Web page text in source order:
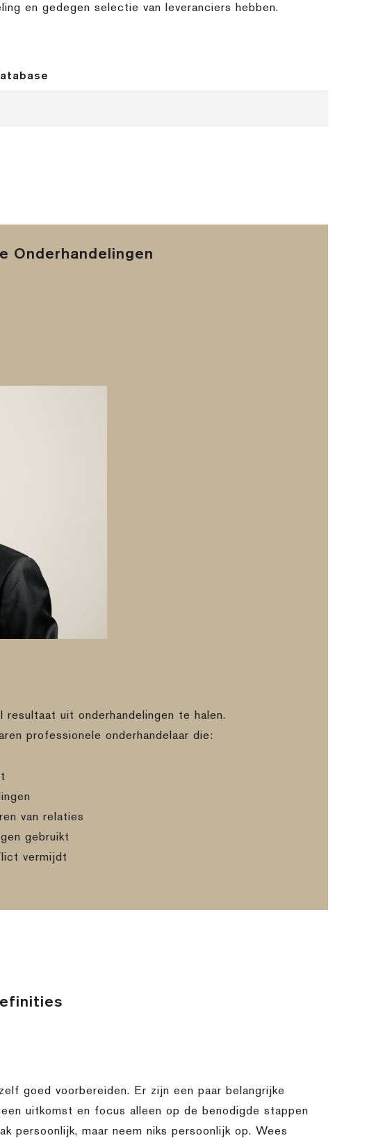
en gedegen selectie van leveranciers hebben.
Onderhandelingen
resultaat uit onderhandelingen te halen.
professionele onderhandelaar die:
van relaties
gebruikt
vermijdt
goed voorbereiden. Er zijn een paar belangrijke
uitkomst en focus alleen op de benodigde stappen
persoonlijk, maar neem niks persoonlijk op. Wees